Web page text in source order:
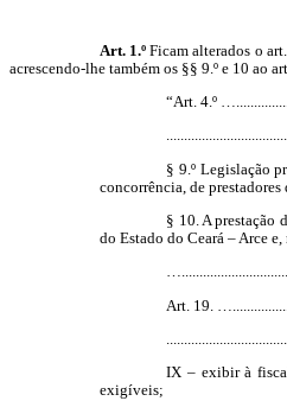
Art. 1.ºFicam alterados o
acrescendo-lhe também os §§ 9.º e 10 ao
“Art. 4.º
§ 9.º Legislação
concorrência, de prestadores
§ 10. A prestação
do Estado do Ceará – Arce
Art. 19.
IX – exibirà
exigíveis;